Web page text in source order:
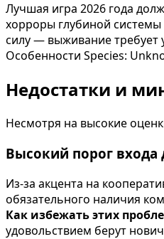
Лучшая игра 2026 года
хорроры глубиной
силу — выживание требует
Особенности Species:
Недостатки и
Несмотря на высокие
Высокий порог
Из-за акцента на
обязательного наличия
Как избежать этих
удовольствием берут